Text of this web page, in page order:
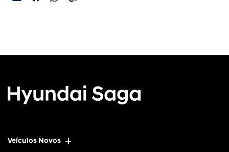
Veículos Novos